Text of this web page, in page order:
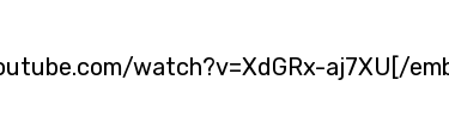
watch?v=XdGRx-aj7XU[/